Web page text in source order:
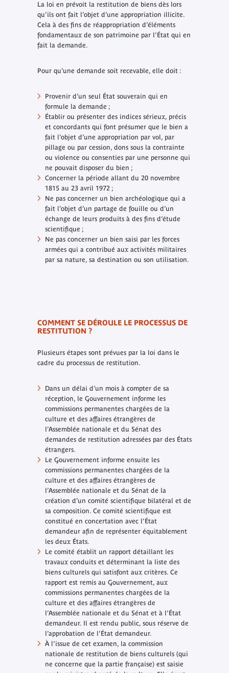
La loi en prévoit la restitution de biens dès lors
qu’ils ont fait l’objet d’une appropriation illicite.
Cela à des fins de réappropriation d’éléments
fondamentaux de son patrimoine par l’État qui en
fait la demande.
Pour qu’une demande soit recevable, elle doit :
Provenir d’un seul État souverain qui en
formule la demande ;
Établir ou présenter des indices sérieux, précis
et concordants qui font présumer que le bien a
fait l’objet d’une appropriation par vol, par
pillage ou par cession, dons sous la contrainte
ou violence ou consenties par une personne qui
ne pouvait disposer du bien ;
Concerner la période allant du 20 novembre
1815 au 23 avril 1972 ;
Ne pas concerner un bien archéologique qui a
fait l’objet d’un partage de fouille ou d’un
échange de leurs produits à des fins d’étude
scientifique ;
Ne pas concerner un bien saisi par les forces
armées qui a contribué aux activités militaires
par sa nature, sa destination ou son utilisation.
COMMENT SE DÉROULE LE PROCESSUS DE
RESTITUTION ?
Plusieurs étapes sont prévues par la loi dans le
cadre du processus de restitution.
Dans un délai d’un mois à compter de sa
réception, le Gouvernement informe les
commissions permanentes chargées de la
culture et des affaires étrangères de
l’Assemblée nationale et du Sénat des
demandes de restitution adressées par des États
étrangers.
Le Gouvernement informe ensuite les
commissions permanentes chargées de la
culture et des affaires étrangères de
l’Assemblée nationale et du Sénat de la
création d’un comité scientifique bilatéral et de
sa composition. Ce comité scientifique est
constitué en concertation avec l’État
demandeur afin de représenter équitablement
les deux États.
Le comité établit un rapport détaillant les
travaux conduits et déterminant la liste des
biens culturels qui satisfont aux critères. Ce
rapport est remis au Gouvernement, aux
commissions permanentes chargées de la
culture et des affaires étrangères de
l’Assemblée nationale et du Sénat et à l’État
demandeur. Il est rendu public, sous réserve de
l’approbation de l’État demandeur.
À l’issue de cet examen, la commission
nationale de restitution de biens culturels (qui
ne concerne que la partie française) est saisie